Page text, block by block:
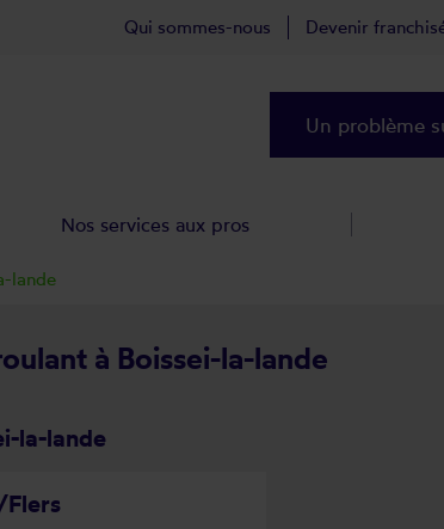
à Boissei-la-lande
la-lande
lande
Qui sommes-nous Devenir
Un problème
Nos services aux pros